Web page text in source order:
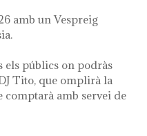
amb un Vespreig
els públics on podràs
Tito, que omplirà la
comptarà amb servei de